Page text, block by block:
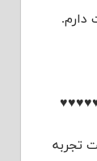
تجربه